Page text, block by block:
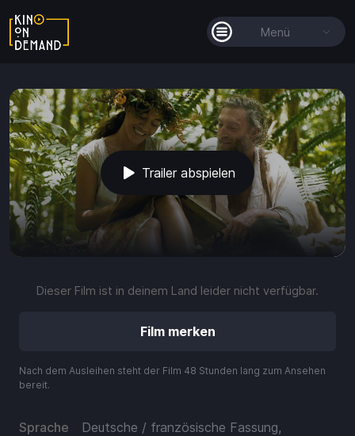
Menü
Alle Filme
Filmkollektionen
So funktioniert's
Guthaben
play_arrow 0:00 volume_up fullscreen more_vert
Trailer abspielen
Dieser Film ist in deinem Land leider nicht verfügbar.
Nach dem Ausleihen steht der Film 48 Stunden lang zum Ansehen
bereit.
Sprache
Deutsche / französische Fassung,